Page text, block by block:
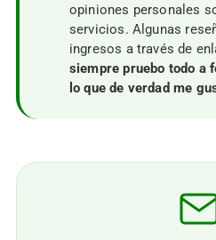
opiniones personales
servicios. Algunas
ingresos a través de
siempre pruebo todo a
lo que de verdad me